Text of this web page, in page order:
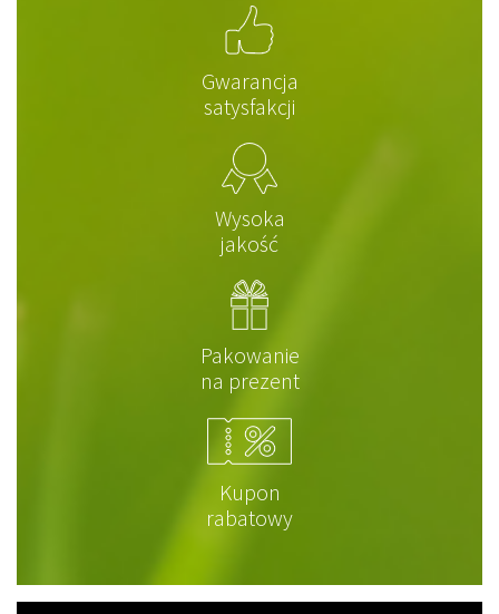
Gwarancja
satysfakcji
Wysoka
jakość
Pakowanie
na prezent
Kupon
rabatowy